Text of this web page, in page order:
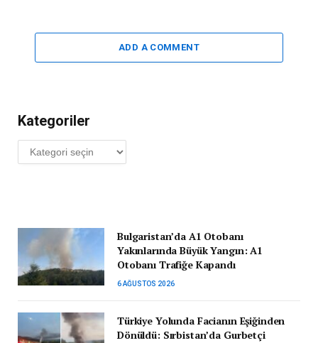
ADD A COMMENT
Kategoriler
Kategoriler
Bulgaristan’da A1 Otobanı
Yakınlarında Büyük Yangın: A1
Otobanı Trafiğe Kapandı
6 AĞUSTOS 2026
Türkiye Yolunda Facianın Eşiğinden
Dönüldü: Sırbistan’da Gurbetçi